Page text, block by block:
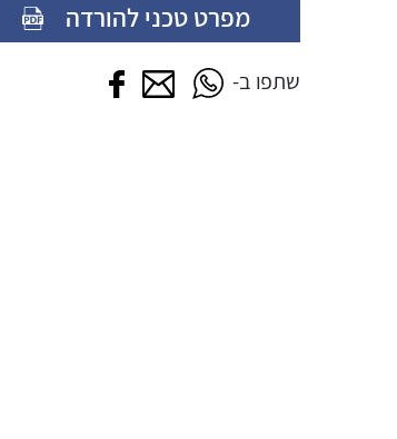
מפרט טכני להורדה
שתפו ב- שתפו בווטסאפ
שתפו במייל
שתפו בפייסבוק